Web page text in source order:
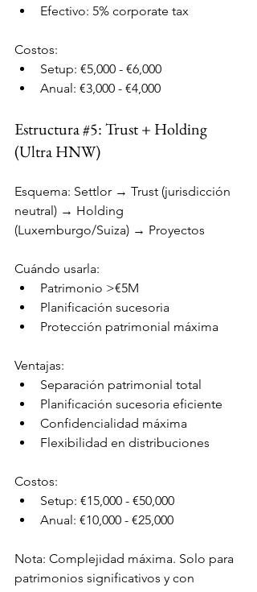
Efectivo: 5% corporate tax
Costos:
Setup: €5,000 - €6,000
Anual: €3,000 - €4,000
Estructura #5: Trust + Holding
(Ultra HNW)
Esquema: Settlor → Trust (jurisdicción
neutral) → Holding
(Luxemburgo/Suiza) → Proyectos
Cuándo usarla:
Patrimonio >€5M
Planificación sucesoria
Protección patrimonial máxima
Ventajas:
Separación patrimonial total
Planificación sucesoria eficiente
Confidencialidad máxima
Flexibilidad en distribuciones
Costos:
Setup: €15,000 - €50,000
Anual: €10,000 - €25,000
Nota: Complejidad máxima. Solo para
patrimonios significativos y con